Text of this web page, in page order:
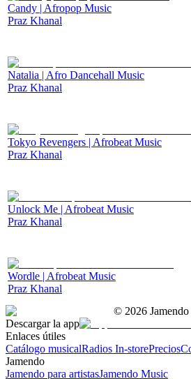
Candy | Afropop Music
Praz Khanal
Natalia | Afro Dancehall Music
Praz Khanal
Tokyo Revengers | Afrobeat Music
Praz Khanal
Unlock Me | Afrobeat Music
Praz Khanal
Wordle | Afrobeat Music
Praz Khanal
© 2026
Descargar la app
Enlaces útiles
Catálogo musicalRadios In-storePrecios
Jamendo
Jamendo para artistasJamendo Music